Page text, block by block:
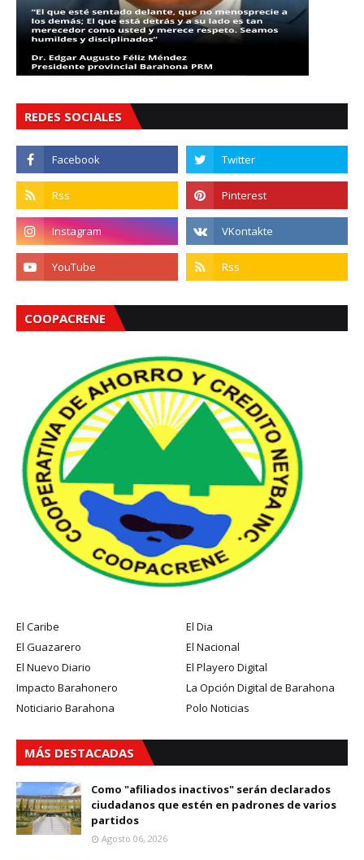
REDES SOCIALES
COOPACRENE
El Caribe
El Dia
El Guazarero
El Nacional
El Nuevo Diario
El Playero Digital
Impacto Barahonero
La Opción Digital de Barahona
Noticiario Barahona
Polo Noticias
MÁS DESTACADAS
Como "afiliados inactivos" serán declarados
ciudadanos que estén en padrones de varios
partidos
Agosto 06, 2026